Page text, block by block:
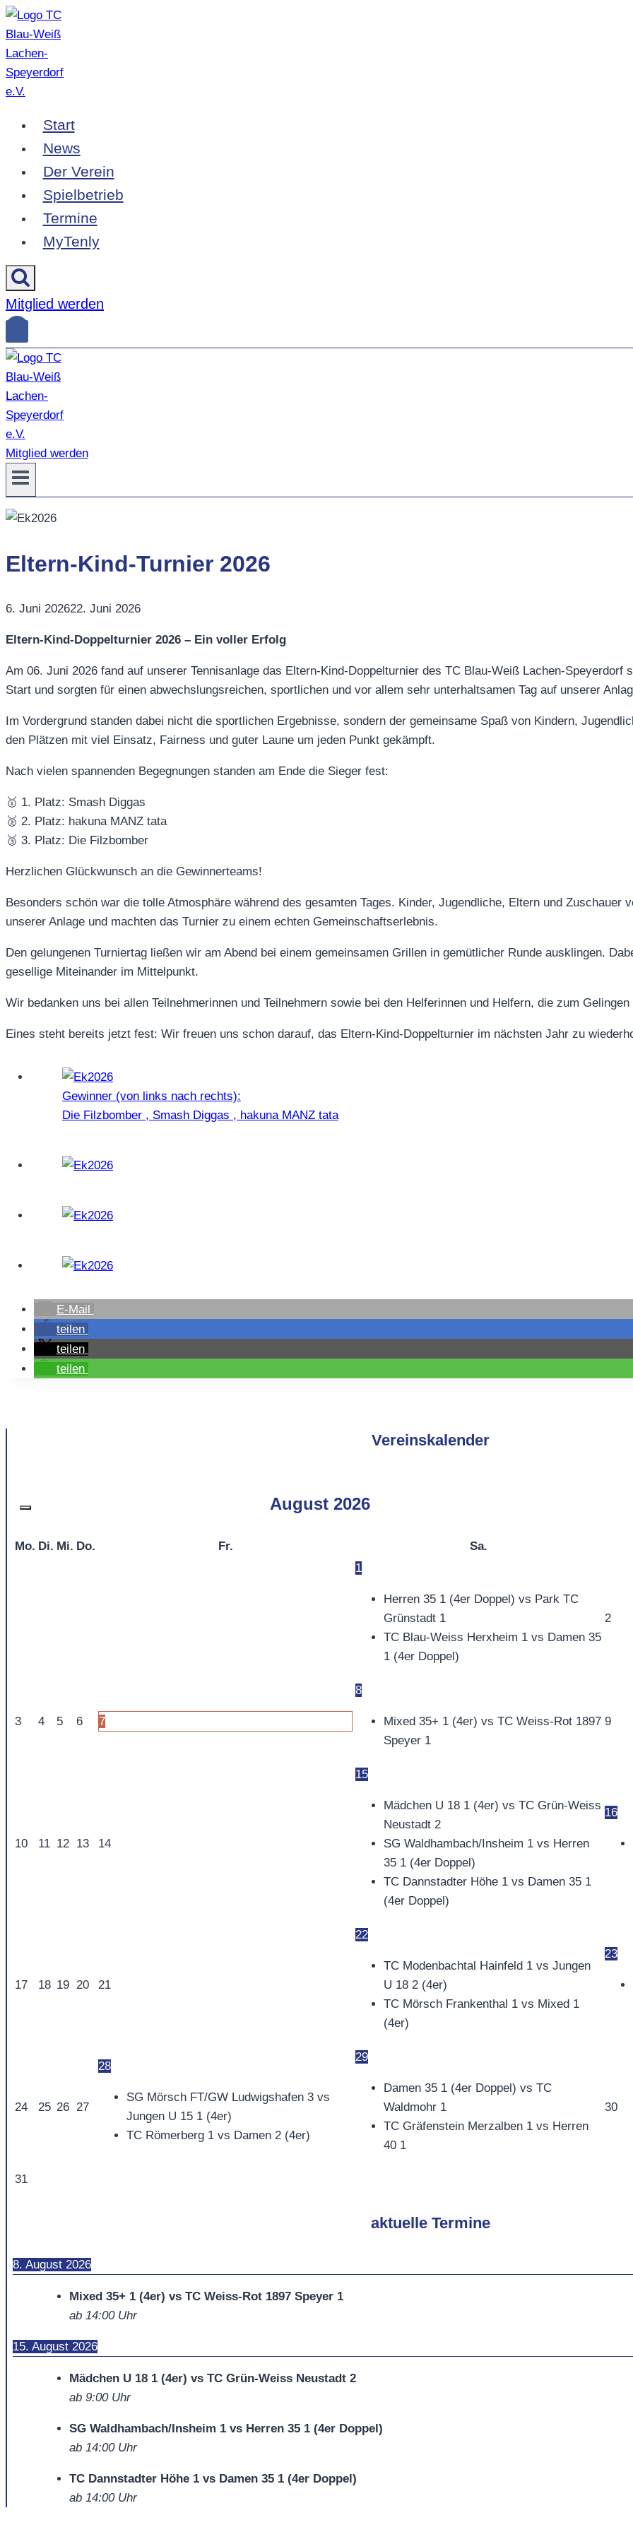
Zum
Inhalt
springen
Start
News
Der Verein
Spielbetrieb
Termine
MyTenly
Mitglied werden
Mitglied werden
Eltern-Kind-Turnier 2026
6. Juni 202622. Juni 2026
Eltern-Kind-Doppelturnier 2026 – Ein voller Erfolg
Am 06. Juni 2026 fand auf unserer Tennisanlage das Eltern-Kind-Doppelturnier des TC Blau-Weiß Lachen-Speyerdorf
Start und sorgten für einen abwechslungsreichen, sportlichen und vor allem sehr unterhaltsamen Tag auf unserer
Im Vordergrund standen dabei nicht die sportlichen Ergebnisse, sondern der gemeinsame Spaß von Kindern,
den Plätzen mit viel Einsatz, Fairness und guter Laune um jeden Punkt gekämpft.
Nach vielen spannenden Begegnungen standen am Ende die Sieger fest:
🥇 1. Platz: Smash Diggas
🥈 2. Platz: hakuna MANZ tata
🥉 3. Platz: Die Filzbomber
Herzlichen Glückwunsch an die Gewinnerteams!
Besonders schön war die tolle Atmosphäre während des gesamten Tages. Kinder, Jugendliche, Eltern und Zuschauer
unserer Anlage und machten das Turnier zu einem echten Gemeinschaftserlebnis.
Den gelungenen Turniertag ließen wir am Abend bei einem gemeinsamen Grillen in gemütlicher Runde ausklingen.
gesellige Miteinander im Mittelpunkt.
Wir bedanken uns bei allen Teilnehmerinnen und Teilnehmern sowie bei den Helferinnen und Helfern, die zum
Eines steht bereits jetzt fest: Wir freuen uns schon darauf, das Eltern-Kind-Doppelturnier im nächsten Jahr zu
Gewinner (von links nach rechts):
Die Filzbomber , Smash Diggas , hakuna MANZ tata
E-Mail
teilen
teilen
teilen
Vereinskalender
August 2026
Mo. Di. Mi. Do. Fr.
Sa.
1
Herren 35 1 (4er Doppel) vs Park TC
Grünstadt 1
TC Blau-Weiss Herxheim 1 vs Damen 35
1 (4er Doppel)
2
3 4 5 6 7
8
Mixed 35+ 1 (4er) vs TC Weiss-Rot 1897
Speyer 1
9
10 11 12 13 14
15
Mädchen U 18 1 (4er) vs TC Grün-Weiss
Neustadt 2
SG Waldhambach/Insheim 1 vs Herren
35 1 (4er Doppel)
TC Dannstadter Höhe 1 vs Damen 35 1
(4er Doppel)
16
17 18 19 20 21
22
TC Modenbachtal Hainfeld 1 vs Jungen
U 18 2 (4er)
TC Mörsch Frankenthal 1 vs Mixed 1
(4er)
23
24 25 26 27
28
SG Mörsch FT/GW Ludwigshafen 3 vs
Jungen U 15 1 (4er)
TC Römerberg 1 vs Damen 2 (4er)
29
Damen 35 1 (4er Doppel) vs TC
Waldmohr 1
TC Gräfenstein Merzalben 1 vs Herren
40 1
30
31
aktuelle Termine
8. August 2026
Mixed 35+ 1 (4er) vs TC Weiss-Rot 1897 Speyer 1
ab 14:00Uhr
15. August 2026
Mädchen U 18 1 (4er) vs TC Grün-Weiss Neustadt 2
ab 9:00Uhr
SG Waldhambach/Insheim 1 vs Herren 35 1 (4er Doppel)
ab 14:00Uhr
TC Dannstadter Höhe 1 vs Damen 35 1 (4er Doppel)
ab 14:00Uhr